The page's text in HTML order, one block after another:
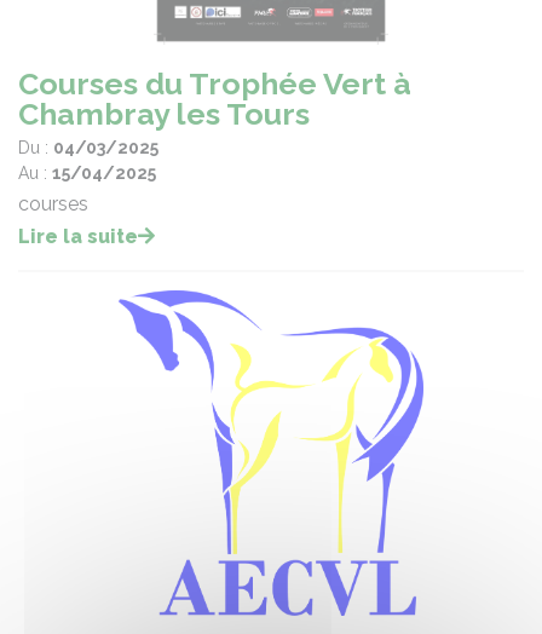
Courses du Trophée Vert à
Chambray les Tours
Du : 04/03/2025
Au : 15/04/2025
courses
Lire la suite